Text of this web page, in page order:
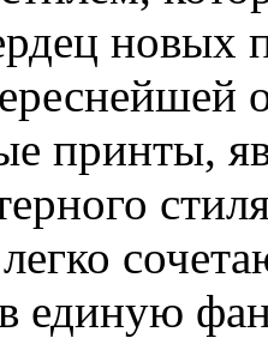
новых
принты,
единую